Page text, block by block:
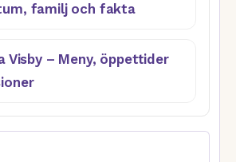
familj och fakta
Visby – Meny, öppettider